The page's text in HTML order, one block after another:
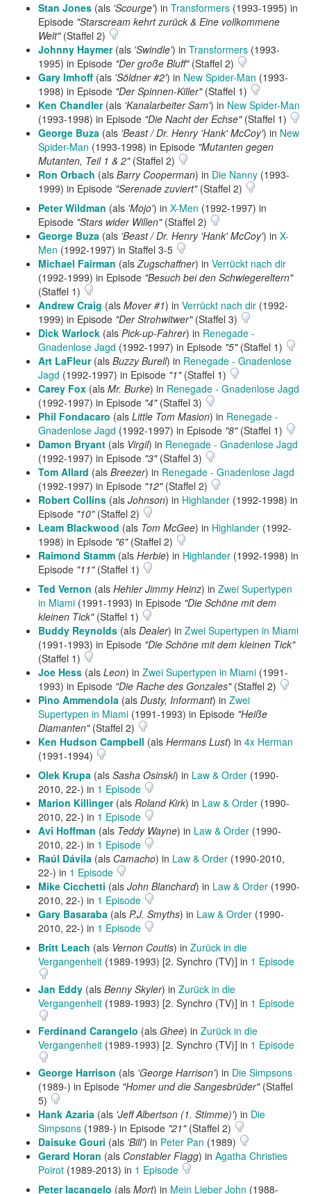
Stan Jones (als 'Scourge') in Transformers (1993-1995) in
Episode "Starscream kehrt zurück & Eine vollkommene
Welt"(Staffel 2)
Johnny Haymer(als 'Swindle') in Transformers (1993-
1995) in Episode "Der große Bluff"(Staffel 2)
Gary Imhoff (als 'Söldner #2') in New Spider-Man (1993-
1998) in Episode "Der Spinnen-Killer"(Staffel 1)
Ken Chandler(als 'Kanalarbeiter Sam') in New Spider-Man
(1993-1998) in Episode "Die Nacht der Echse"(Staffel 1)
George Buza (als 'Beast / Dr. Henry 'Hank' McCoy') in New
Spider-Man (1993-1998) in Episode "Mutanten gegen
Mutanten, Teil 1 & 2"(Staffel 2)
Ron Orbach (als Barry Cooperman) in Die Nanny (1993-
1999) in Episode "Serenade zuviert"(Staffel 2)
Peter Wildman (als 'Mojo') in X-Men (1992-1997) in
Episode "Stars wider Willen"(Staffel 2)
George Buza (als 'Beast / Dr. Henry 'Hank' McCoy') in X-
Men (1992-1997) in Staffel 3-5
Michael Fairman (alsZugschaffner) in Verrückt nach dir
(1992-1999) in Episode "Besuch bei den Schwiegereltern"
(Staffel 1)
Andrew Craig (als Mover #1) in Verrückt nach dir (1992-
1999) in Episode "Der Strohwitwer"(Staffel 3)
Dick Warlock (als Pick-up-Fahrer) in Renegade -
Gnadenlose Jagd (1992-1997) in Episode "5"(Staffel 1)
Art LaFleur(als Buzzy Burell) in Renegade - Gnadenlose
Jagd (1992-1997) in Episode "1"(Staffel 1)
Carey Fox (als Mr. Burke) in Renegade - Gnadenlose Jagd
(1992-1997) in Episode "4"(Staffel 3)
Phil Fondacaro (als Little Tom Masion) in Renegade -
Gnadenlose Jagd (1992-1997) in Episode "8"(Staffel 1)
Damon Bryant (als Virgil) in Renegade - Gnadenlose Jagd
(1992-1997) in Episode "3"(Staffel 3)
Tom Allard (als Breezer) in Renegade - Gnadenlose Jagd
(1992-1997) in Episode "12"(Staffel 2)
Robert Collins (als Johnson) in Highlander (1992-1998) in
Episode "10"(Staffel 2)
Leam Blackwood (als Tom McGee) in Highlander (1992-
1998) in Episode "6"(Staffel 2)
Raimond Stamm (als Herbie) in Highlander (1992-1998) in
Episode "11"(Staffel 1)
Ted Vernon (als Hehler Jimmy Heinz) in Zwei Supertypen
in Miami (1991-1993) in Episode "Die Schöne mit dem
kleinen Tick"(Staffel 1)
Buddy Reynolds (als Dealer) in Zwei Supertypen in Miami
(1991-1993) in Episode "Die Schöne mit dem kleinen Tick"
(Staffel 1)
Joe Hess (als Leon) in Zwei Supertypen in Miami (1991-
1993) in Episode "Die Rache des Gonzales"(Staffel 2)
Pino Ammendola (als Dusty, Informant) in Zwei
Supertypen in Miami (1991-1993) in Episode "Heiße
Diamanten"(Staffel 2)
Ken Hudson Campbell (als Hermans Lust) in 4x Herman
(1991-1994)
Olek Krupa (als Sasha Osinski) in Law & Order (1990-
2010, 22-) in 1 Episode
Marion Killinger(als Roland Kirk) in Law & Order (1990-
2010, 22-) in 1 Episode
Avi Hoffman (als Teddy Wayne) in Law & Order (1990-
2010, 22-) in 1 Episode
Raúl Dávila (als Camacho) in Law & Order (1990-2010,
22-) in 1 Episode
Mike Cicchetti (als John Blanchard) in Law & Order (1990-
2010, 22-) in 1 Episode
Gary Basaraba (als P.J. Smyths) in Law & Order (1990-
2010, 22-) in 1 Episode
Britt Leach (als Vernon Coutis) in Zurück in die
Vergangenheit (1989-1993) [2. Synchro (TV)] in 1 Episode
Jan Eddy (als Benny Skyler) in Zurück in die
Vergangenheit (1989-1993) [2. Synchro (TV)] in 1 Episode
Ferdinand Carangelo (als Ghee) in Zurück in die
Vergangenheit (1989-1993) [2. Synchro (TV)] in 1 Episode
George Harrison (als 'George Harrison') in Die Simpsons
(1989-) in Episode "Homer und die Sangesbrüder"(Staffel
5)
Hank Azaria (als 'Jeff Albertson (1. Stimme)') in Die
Simpsons (1989-) in Episode "21"(Staffel 2)
Daisuke Gouri (als 'Bill') in Peter Pan (1989)
Gerard Horan (als Constabler Flagg) in Agatha Christies
Poirot (1989-2013) in 1 Episode
Peter Iacangelo (als Mort) in Mein Lieber John (1988-